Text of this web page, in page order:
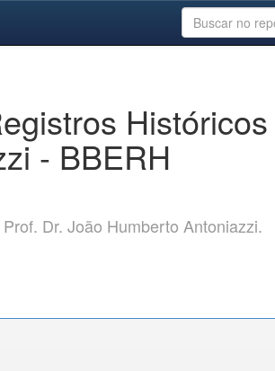
Históricos
- BBERH
Dr. João Humberto Antoniazzi.